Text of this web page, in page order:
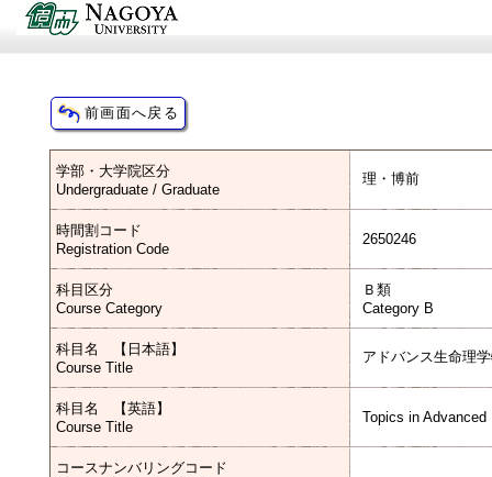
学部・大学院区分
Undergraduate / Graduate
理・博前
時間割コード
Registration Code
2650246
科目区分
Course Category
Ｂ類
Category B
科目名 【日本語】
Course Title
アドバンス生命理
科目名 【英語】
Course Title
Topics in
コースナンバリングコード